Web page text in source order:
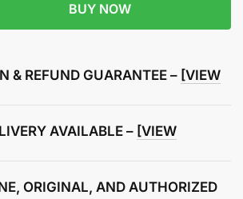
BUY NOW
& REFUND GUARANTEE – [VIEW
AVAILABLE – [VIEW
ORIGINAL, AND AUTHORIZED